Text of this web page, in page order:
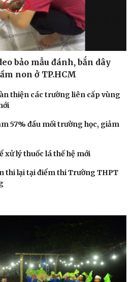
bảo mẫu đánh, bắn dây
non ở TP.HCM
thiện các trường liên cấp vùng
57% đầu mối trường học, giảm
xử lý thuốc lá thế hệ mới
thi lại tại điểm thi Trường THPT